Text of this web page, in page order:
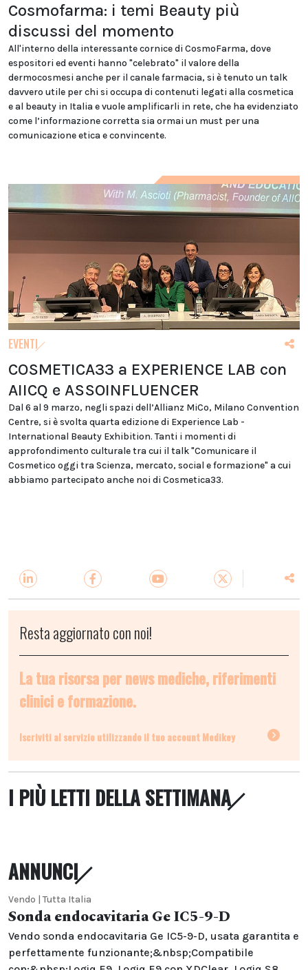
Cosmofarma: i temi Beauty più
discussi del momento
All'interno della interessante cornice di CosmoFarma, dove
espositori ed eventi hanno "celebrato" il valore della
dermocosmesi anche per il canale farmacia, si è tenuto un talk
davvero utile per chi si occupa di contenuti legati alla cosmetica
e al beauty in Italia e vuole amplificarli in rete, che ha evidenziato
come l’informazione corretta sia ormai un must per una
comunicazione etica e convincente.
EVENTI
COSMETICA33 a EXPERIENCE LAB con
AIICQ e ASSOINFLUENCER
Dal 6 al 9 marzo, negli spazi dell’Allianz MiCo, Milano Convention
Centre, si è svolta quarta edizione di Experience Lab -
International Beauty Exhibition. Tanti i momenti di
approfondimento culturale tra cui il talk "Comunicare il
Cosmetico oggi tra Scienza, mercato, social e formazione" a cui
abbiamo partecipato anche noi di Cosmetica33.
Resta aggiornato con noi!
La tua risorsa per news mediche, riferimenti
clinici e formazione.
Iscriviti al servizio utilizzando il tuo account Medikey
I PIÙ LETTI DELLA SETTIMANA
ANNUNCI
Vendo | Tutta Italia
Sonda endocavitaria Ge IC5-9-D
Vendo sonda endocavitaria Ge IC5-9-D, usata garantita e
perfettamente funzionante;&nbsp;Compatibile